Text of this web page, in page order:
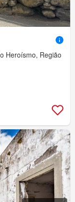
Heroísmo, Região